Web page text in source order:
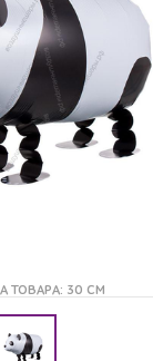
ТОВАРА: 30 СМ